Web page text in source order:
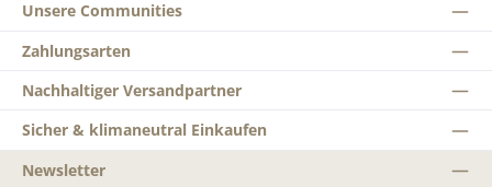
Unsere Communities
Zahlungsarten
Sicher & klimaneutral Einkaufen
Nachhaltiger Versandpartner
Newsletter